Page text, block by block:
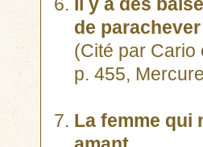
Il y a des
de
(Cité par
p. 455,
La femme qui